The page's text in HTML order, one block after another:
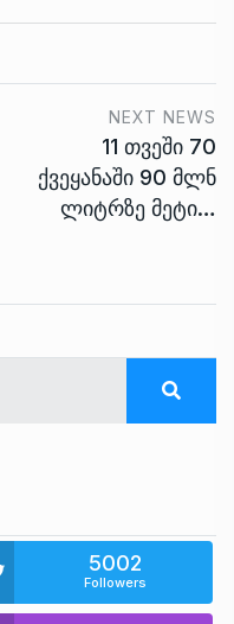
NEXT NEWS
11 თვეში 70
ქვეყანაში 90 მლნ
ლიტრზე მეტი…
5002
Followers